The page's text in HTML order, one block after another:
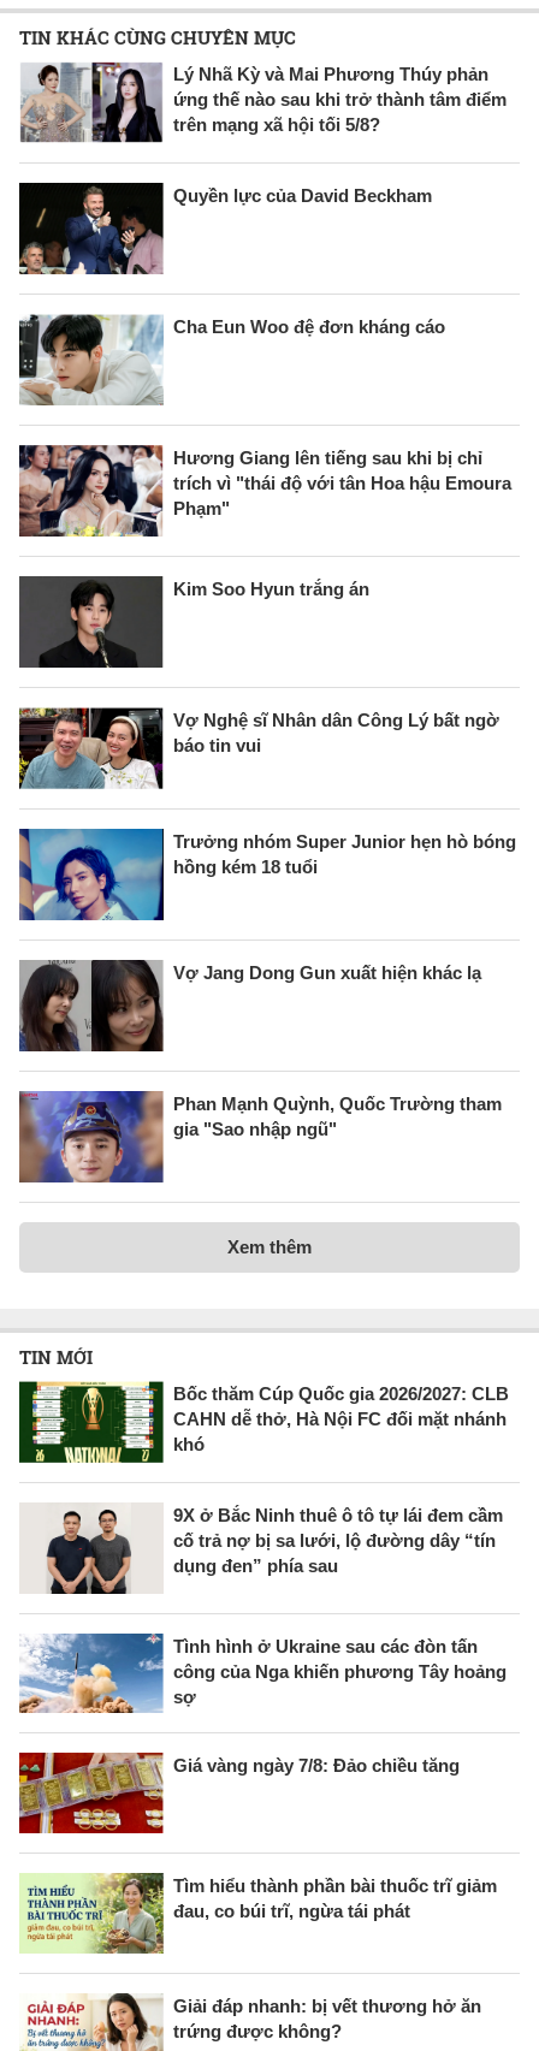
TIN KHÁC CÙNG CHUYÊN MỤC
Lý Nhã Kỳ và Mai Phương Thúy phản
ứng thế nào sau khi trở thành tâm điểm
trên mạng xã hội tối 5/8?
Quyền lực của David Beckham
Cha Eun Woo đệ đơn kháng cáo
Hương Giang lên tiếng sau khi bị chỉ
trích vì "thái độ với tân Hoa hậu Emoura
Phạm"
Kim Soo Hyun trắng án
Vợ Nghệ sĩ Nhân dân Công Lý bất ngờ
báo tin vui
Trưởng nhóm Super Junior hẹn hò bóng
hồng kém 18 tuổi
Vợ Jang Dong Gun xuất hiện khác lạ
Phan Mạnh Quỳnh, Quốc Trường tham
gia "Sao nhập ngũ"
Xem thêm
TIN MỚI
Bốc thăm Cúp Quốc gia 2026/2027: CLB
CAHN dễ thở, Hà Nội FC đối mặt nhánh
khó
9X ở Bắc Ninh thuê ô tô tự lái đem cầm
cố trả nợ bị sa lưới, lộ đường dây “tín
dụng đen” phía sau
Tình hình ở Ukraine sau các đòn tấn
công của Nga khiến phương Tây hoảng
sợ
Giá vàng ngày 7/8: Đảo chiều tăng
Tìm hiểu thành phần bài thuốc trĩ giảm
đau, co búi trĩ, ngừa tái phát
Giải đáp nhanh: bị vết thương hở ăn
trứng được không?